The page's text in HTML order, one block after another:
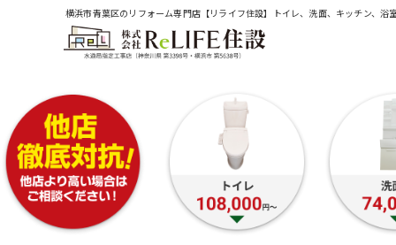
横浜市青葉区のリフォーム専門店【リライフ住設】トイレ、洗面、キッチン、浴